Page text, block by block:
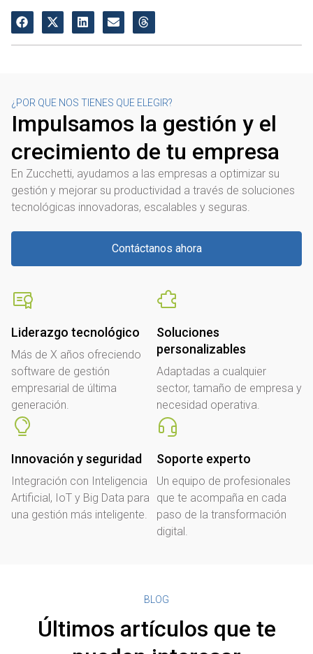
¿POR QUE NOS TIENES QUE ELEGIR?
Impulsamos la gestión y el
crecimiento de tu empresa
En Zucchetti, ayudamos a las empresas a optimizar su
gestión y mejorar su productividad a través de soluciones
tecnológicas innovadoras, escalables y seguras.
Contáctanos ahora
Liderazgo tecnológico
Más de X años ofreciendo
software de gestión
empresarial de última
generación.
Soluciones
personalizables
Adaptadas a cualquier
sector, tamaño de empresa y
necesidad operativa.
Innovación y seguridad
Integración con Inteligencia
Artificial, IoT y Big Data para
una gestión más inteligente.
Soporte experto
Un equipo de profesionales
que te acompaña en cada
paso de la transformación
digital.
BLOG
Últimos artículos que te